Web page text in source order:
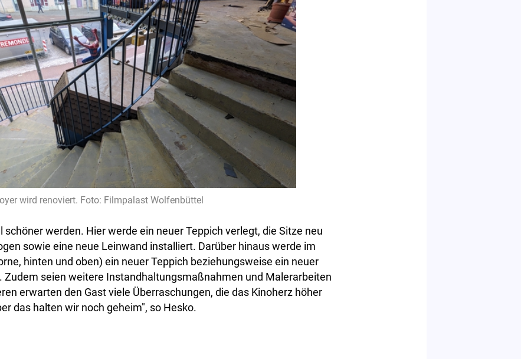
wird renoviert. Foto: Filmpalast Wolfenbüttel
schöner werden. Hier werde ein neuer Teppich verlegt, die Sitze neu
sowie eine neue Leinwand installiert. Darüber hinaus werde im
hinten und oben) ein neuer Teppich beziehungsweise ein neuer
Zudem seien weitere Instandhaltungsmaßnahmen und Malerarbeiten
erwarten den Gast viele Überraschungen, die das Kinoherz höher
das halten wir noch geheim", so Hesko.